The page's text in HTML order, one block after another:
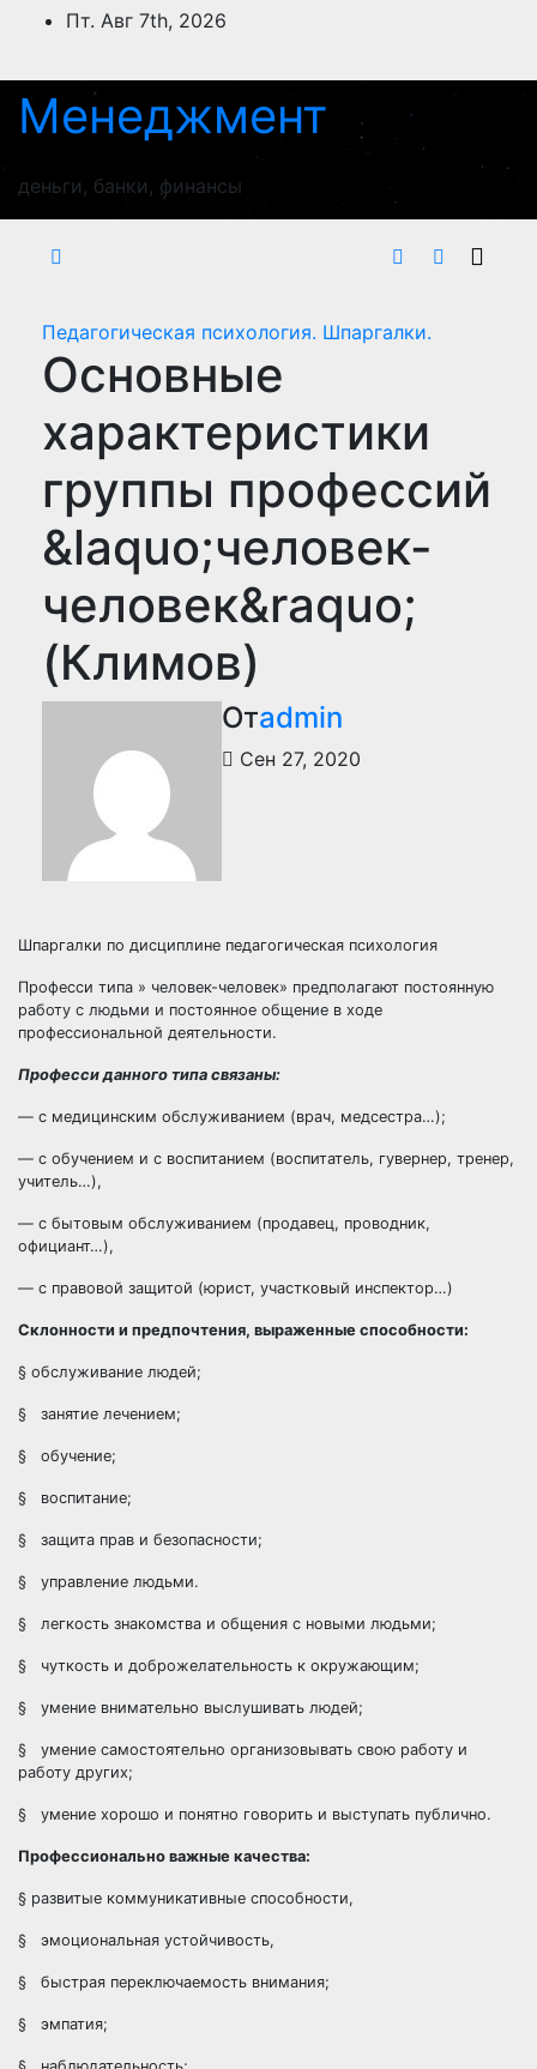
ПерейтиПт. Авг 7th, 2026
Менеджмент
деньги, банки, финансы
Педагогическая психология. Шпаргалки.
Основные
характеристики
группы профессий
&laquo;человек-
человек&raquo;
(Климов)
Отadmin
Сен 27, 2020
Шпаргалки по дисциплине педагогическая психология
Професси типа » человек-человек» предполагают постоянную
работу с людьми и постоянное общение в ходе
профессиональной деятельности.
Професси данного типа связаны:
— с медицинским обслуживанием (врач, медсестра…);
— с обучением и с воспитанием (воспитатель, гувернер, тренер,
учитель…),
— с бытовым обслуживанием (продавец, проводник,
официант…),
— с правовой защитой (юрист, участковый инспектор…)
Склонности и предпочтения, выраженные способности:
§ обслуживание людей;
§ занятие лечением;
§ обучение;
§ воспитание;
§ защита прав и безопасности;
§ управление людьми.
§ легкость знакомства и общения с новыми людьми;
§ чуткость и доброжелательность к окружающим;
§ умение внимательно выслушивать людей;
§ умение самостоятельно организовывать свою работу и
работу других;
§ умение хорошо и понятно говорить и выступать публично.
Профессионально важные качества:
§ развитые коммуникативные способности,
§ эмоциональная устойчивость,
§ быстрая переключаемость внимания;
§ эмпатия;